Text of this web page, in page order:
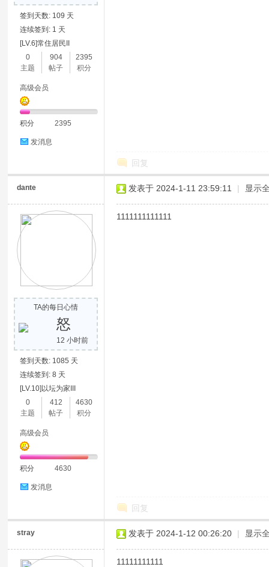
签到天数: 109 天
连续签到: 1 天
[LV.6]常住居民II
0
主题
904
帖子
2395
积分
高级会员
积分 2395
发消息
回复
dante
TA的每日心情
怒
12 小时前
签到天数: 1085 天
连续签到: 8 天
[LV.10]以坛为家III
0
主题
412
帖子
4630
积分
高级会员
积分 4630
发消息
发表于 2024-1-11 23:59:11 | 显示
1111111111111
回复
stray 发表于 2024-1-12 00:26:20 | 显示
11111111111